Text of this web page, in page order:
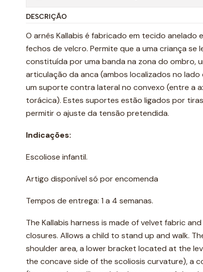
DESCRIÇÃO
O arnês Kallabis é fabricado em tecido anelado
fechos de velcro. Permite que a uma criança
constituída por uma banda na zona do ombro,
articulação da anca (ambos localizados no
um suporte contra lateral no convexo (entre a
torácica). Estes suportes estão ligados por
permitir o ajuste da tensão pretendida.
Indicações:
Escoliose infantil.
Artigo disponível só por encomenda
Tempos de entrega: 1 a 4 semanas.
The Kallabis harness is made of velvet fabric
closures. Allows a child to stand up and walk.
shoulder area, a lower bracket located at the
the concave side of the scoliosis curvature), a